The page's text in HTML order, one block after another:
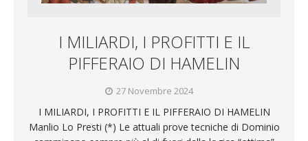
I MILIARDI, I PROFITTI E IL
PIFFERAIO DI HAMELIN
27 Novembre 2024
I MILIARDI, I PROFITTI E IL PIFFERAIO DI HAMELIN
Manlio Lo Presti (*) Le attuali prove tecniche di Dominio